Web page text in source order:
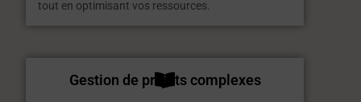
tout en optimisant vos ressources.
Gestion de projets complexes